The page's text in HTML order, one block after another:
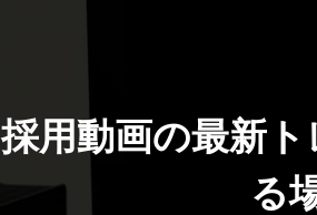
採用動画の最新
る